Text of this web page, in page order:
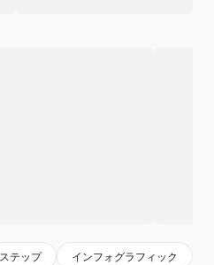
ステップ インフォグラフィック